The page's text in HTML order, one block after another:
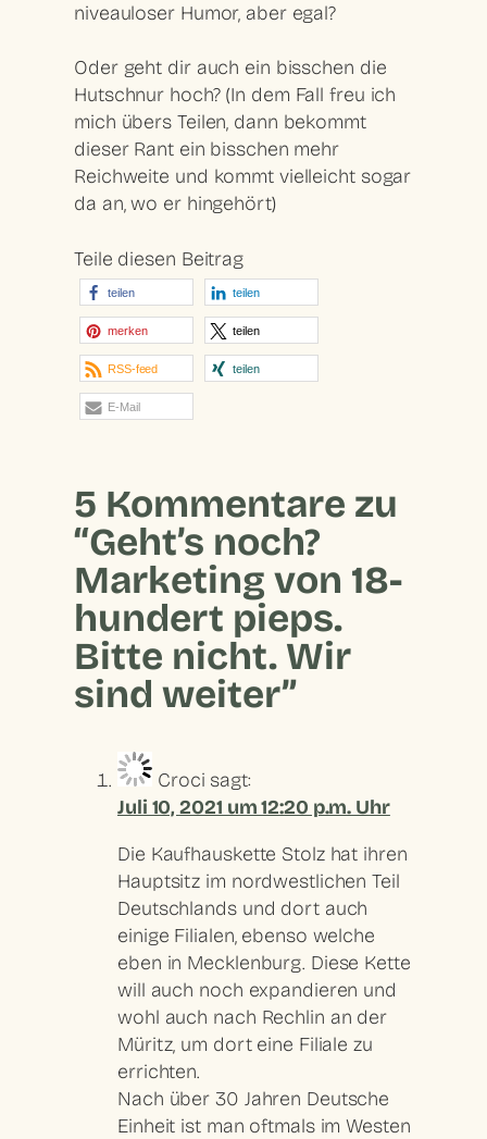
niveauloser Humor, aber egal?
Oder geht dir auch ein bisschen die
Hutschnur hoch? (In dem Fall freu ich
mich übers Teilen, dann bekommt
dieser Rant ein bisschen mehr
Reichweite und kommt vielleicht sogar
da an, wo er hingehört)
Teile diesen Beitrag
teilen teilen
merken teilen
RSS-feed teilen
E-Mail
5 Kommentare zu
“Geht’s noch?
Marketing von 18-
hundert pieps.
Bitte nicht. Wir
sind weiter”
Croci sagt:
Juli 10, 2021 um 12:20 p.m. Uhr
Die Kaufhauskette Stolz hat ihren
Hauptsitz im nordwestlichen Teil
Deutschlands und dort auch
einige Filialen, ebenso welche
eben in Mecklenburg. Diese Kette
will auch noch expandieren und
wohl auch nach Rechlin an der
Müritz, um dort eine Filiale zu
errichten.
Nach über 30 Jahren Deutsche
Einheit ist man oftmals im Westen